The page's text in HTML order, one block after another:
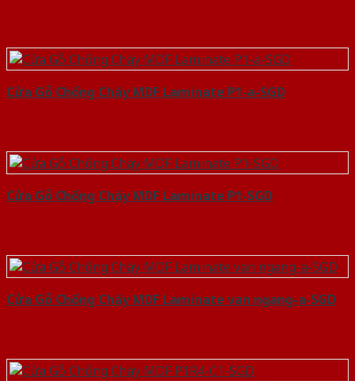
Cửa Gỗ Chống Cháy MDF Laminate P1-a-SGD
Cửa Gỗ Chống Cháy MDF Laminate P1-SGD
Cửa Gỗ Chống Cháy MDF Laminate van ngang-a-SGD